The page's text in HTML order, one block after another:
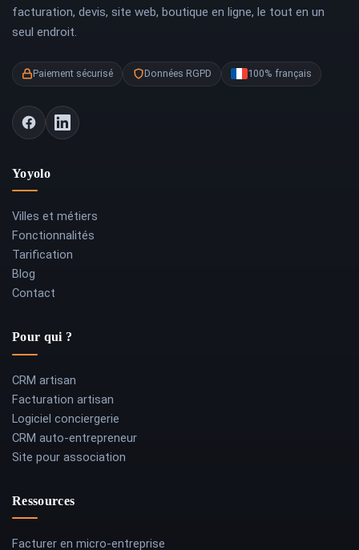
facturation, devis, site web, boutique en ligne, le tout en un
seul endroit.
Paiement sécurisé Données RGPD 100% français
Yoyolo
Villes et métiers
Fonctionnalités
Tarification
Blog
Contact
Pour qui ?
CRM artisan
Facturation artisan
Logiciel conciergerie
CRM auto-entrepreneur
Site pour association
Ressources
Facturer en micro-entreprise